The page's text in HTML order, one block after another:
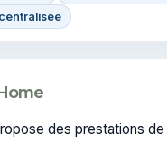
des prestations